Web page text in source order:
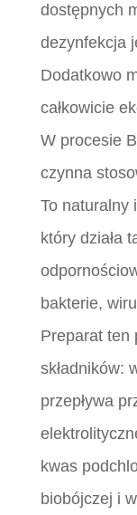
dostępnych
dezynfekcja
Dodatkowo
całkowicie
W procesie
czynna
To naturalny
który działa
bakterie,
Preparat ten
składników:
przepływa
kwas
biobójczej i